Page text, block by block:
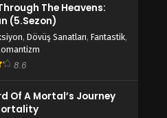
The Heavens:
(5.Sezon)
, Dövüş Sanatları, Fantastik,
8.6
Of A Mortal’s Journey